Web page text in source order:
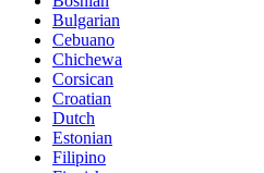
Bulgarian
Cebuano
Chichewa
Corsican
Croatian
Dutch
Estonian
Filipino